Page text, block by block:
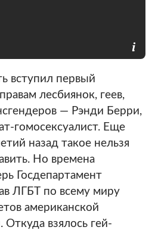
вступил первый
лесбиянок, геев,
— Рэнди Берри,
гомосексуалист. Еще
назад такое нельзя
Но времена
Госдепартамент
ЛГБТ по всему миру
американской
взялось гей-